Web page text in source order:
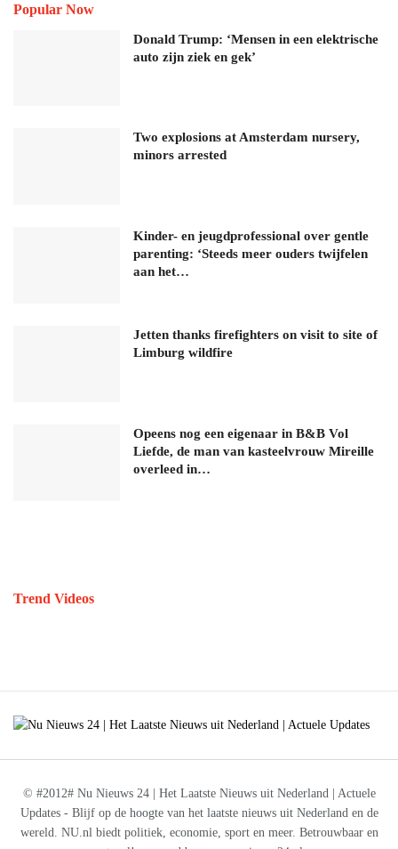
Popular Now
Donald Trump: ‘Mensen in een elektrische
auto zijn ziek en gek’
Two explosions at Amsterdam nursery,
minors arrested
Kinder- en jeugdprofessional over gentle
parenting: ‘Steeds meer ouders twijfelen
aan het…
Jetten thanks firefighters on visit to site of
Limburg wildfire
Opeens nog een eigenaar in B&B Vol
Liefde, de man van kasteelvrouw Mireille
overleed in…
Trend Videos
© #2012# Nu Nieuws 24 | Het Laatste Nieuws uit Nederland | Actuele
Updates - Blijf op de hoogte van het laatste nieuws uit Nederland en de
wereld. NU.nl biedt politiek, economie, sport en meer. Betrouwbaar en